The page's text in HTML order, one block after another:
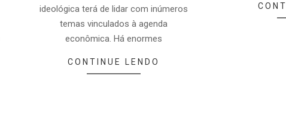
ideológica terá de lidar com inúmeros
temas vinculados à agenda
econômica. Há enormes
CONTINUE LENDO